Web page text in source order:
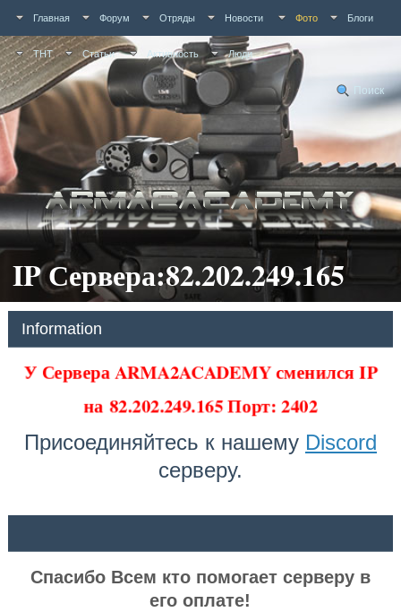
Главная Форум Отряды Новости Фото Блоги
ТНТ Статьи Активность Люди
Поиск
IP Сервера:82.202.249.165
Information
У Сервера ARMA2ACADEMY сменился IP
на82.202.249.165 Порт: 2402
Присоединяйтесь к нашему Discord
серверу.
Спасибо Всем кто помогает серверу в
его оплате!